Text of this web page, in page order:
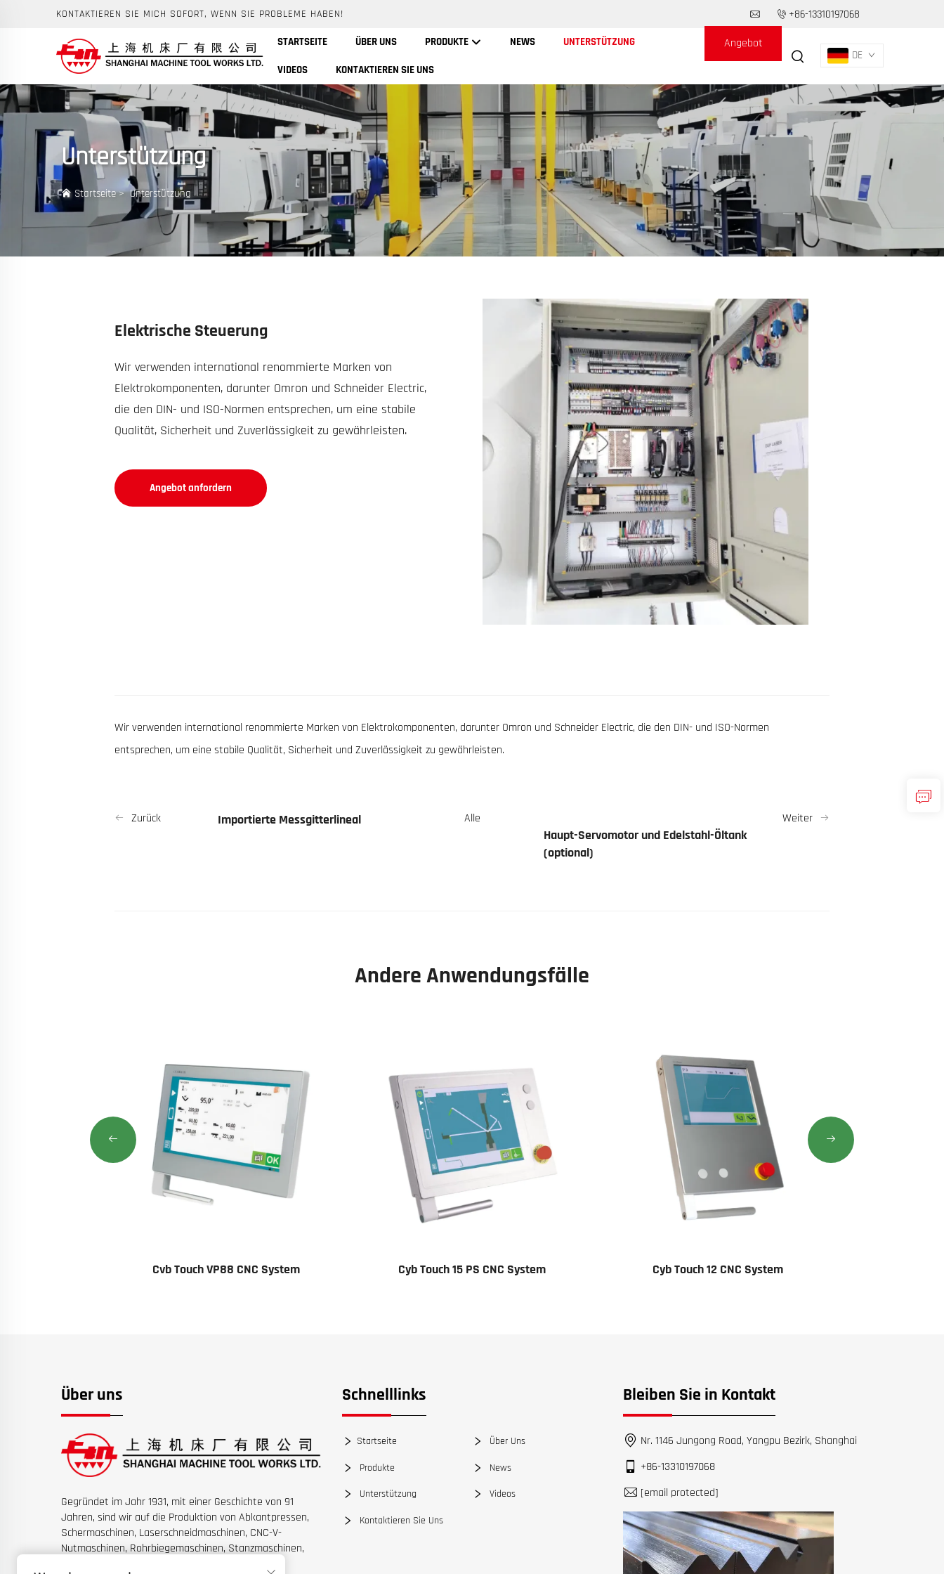
KONTAKTIEREN SIE MICH SOFORT, WENN SIE PROBLEME HABEN! +86-13310197068
STARTSEITE ÜBER UNS PRODUKTE NEWS UNTERSTÜTZUNG
VIDEOS KONTAKTIEREN SIE UNS
Angebot
DE
Unterstützung
Startseite>Unterstützung
Elektrische Steuerung
Wir verwenden international renommierte Marken von
Elektrokomponenten, darunter Omron und Schneider Electric,
die den DIN- und ISO-Normen entsprechen, um eine stabile
Qualität, Sicherheit und Zuverlässigkeit zu gewährleisten.
Angebot anfordern
Wir verwenden international renommierte Marken von Elektrokomponenten, darunter Omron und Schneider Electric, die den DIN- und ISO-Normen
entsprechen, um eine stabile Qualität, Sicherheit und Zuverlässigkeit zu gewährleisten.
Zurück Importierte Messgitterlineal Alle Weiter
Haupt-Servomotor und Edelstahl-Öltank
(optional)
Andere Anwendungsfälle
Cvb Touch VP88 CNC System Cyb Touch 15 PS CNC System Cyb Touch 12 CNC System
Über uns
Gegründet im Jahr 1931, mit einer Geschichte von 91
Jahren, sind wir auf die Produktion von Abkantpressen,
Schermaschinen, Laserschneidmaschinen, CNC-V-
Nutmaschinen, Rohrbiegemaschinen, Stanzmaschinen,
Schnelllinks
Startseite Über Uns
Produkte News
Unterstützung Videos
Kontaktieren Sie Uns
Bleiben Sie in Kontakt
Nr. 1146 Jungong Road, Yangpu Bezirk, Shanghai
+86-13310197068
[email protected]